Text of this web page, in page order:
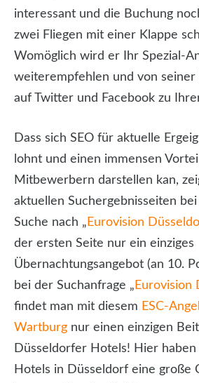
interessant und die Buchung
zwei Fliegen mit einer Klappe
Womöglich wird er Ihr Spezial-
weiterempfehlen und von seiner
auf Twitter und Facebook zu
Dass sich SEO für aktuelle
lohnt und einen immensen
Mitbewerbern darstellen kan,
aktuellen Suchergebnisseiten
Suche nach „ Eurovision
der ersten Seite nur ein einziges
Übernachtungsangebot (an 10.
bei der Suchanfrage „ Eurovision
findet man mit diesem ESC-
Wartburg nur einen einzigen
Düsseldorfer Hotels! Hier
Hotels in Düsseldorf eine große